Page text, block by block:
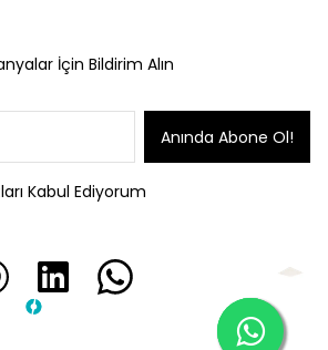
İçin Bildirim Alın
Anında Abone Ol!
Kabul Ediyorum